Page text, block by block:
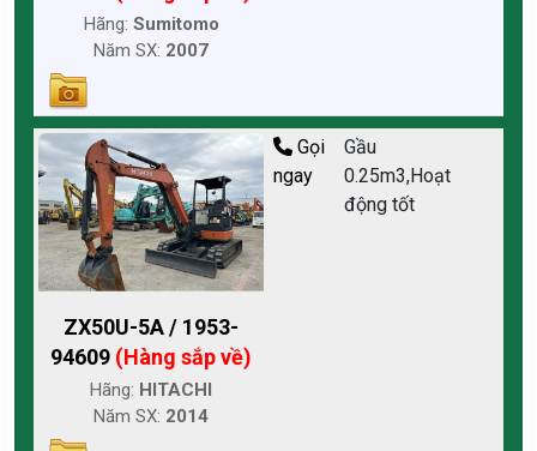
Hãng: Sumitomo
Năm SX: 2007
ZX50U-5A / 1953-
94609 (Hàng sắp về)
Hãng: HITACHI
Năm SX: 2014
Gọi
ngay
Gầu
0.25m3,Hoạt
động tốt